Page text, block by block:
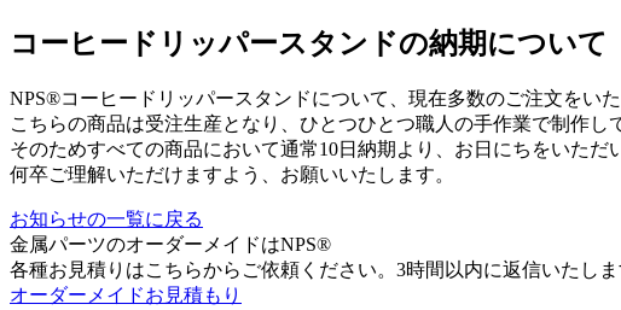
コーヒードリッパースタンドの納期について
NPS®コーヒードリッパースタンドについて、現在多数のご注文をいた
こちらの商品は受注生産となり、ひとつひとつ職人の手作業で制作し
そのためすべての商品において通常10日納期より、お日にちをいただ
何卒ご理解いただけますよう、お願いいたします。
お知らせの一覧に戻る
金属パーツのオーダーメイドはNPS®
各種お見積りはこちらからご依頼ください。3時間以内に返信いたしま
オーダーメイドお見積もり